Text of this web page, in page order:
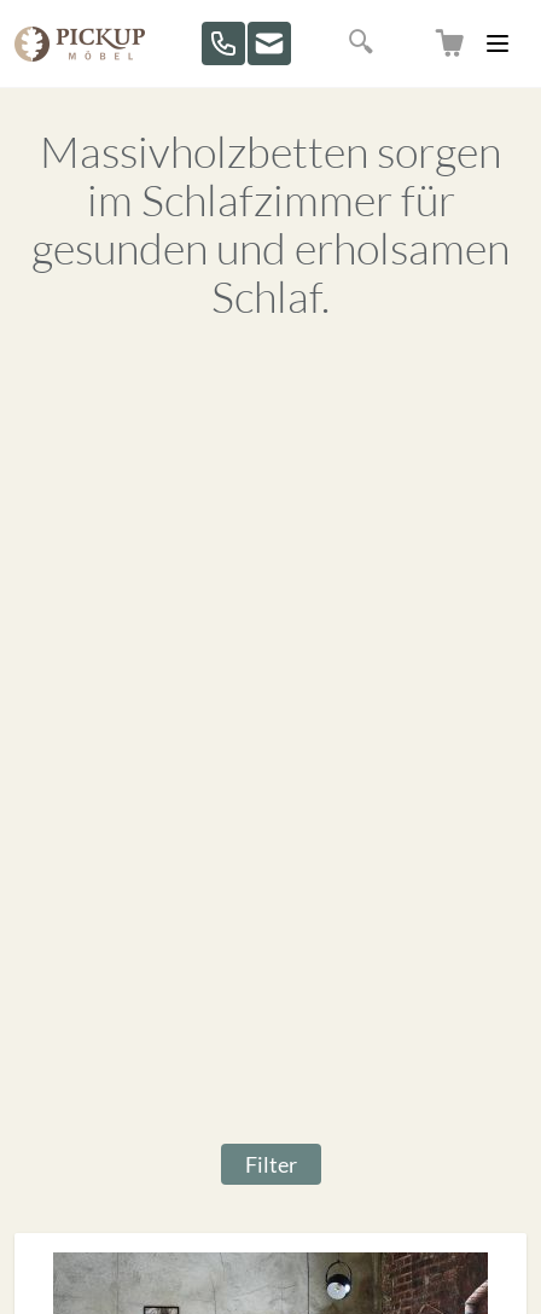
Suche
Massivholzbetten sorgen
im Schlafzimmer für
gesunden und erholsamen
Schlaf.
Filter